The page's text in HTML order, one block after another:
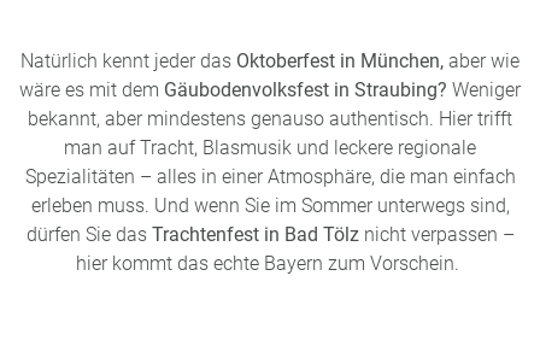
Natürlich kennt jeder das Oktoberfest in München, aber wie
wäre es mit dem Gäubodenvolksfest in Straubing? Weniger
bekannt, aber mindestens genauso authentisch. Hier trifft
man auf Tracht, Blasmusik und leckere regionale
Spezialitäten – alles in einer Atmosphäre, die man einfach
erleben muss. Und wenn Sie im Sommer unterwegs sind,
dürfen Sie das Trachtenfest in Bad Tölznicht verpassen –
hier kommt das echte Bayern zum Vorschein.